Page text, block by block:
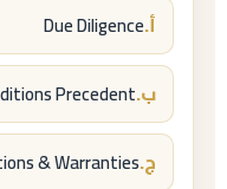
تفرقة:
= حق الأقلية في
أ.Due Diligence
ب.Precedent
ج.& Warranties